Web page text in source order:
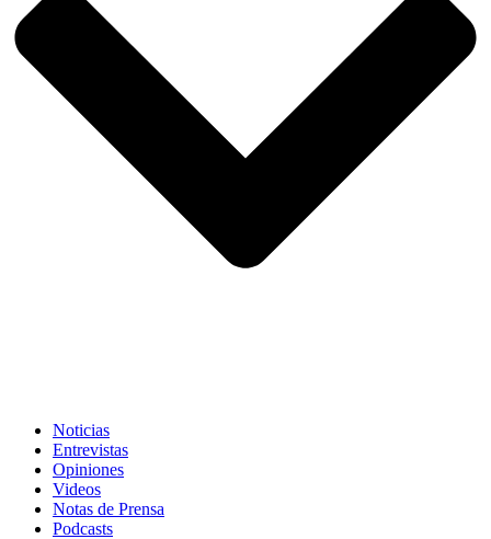
Noticias
Entrevistas
Opiniones
Videos
Notas de Prensa
Podcasts